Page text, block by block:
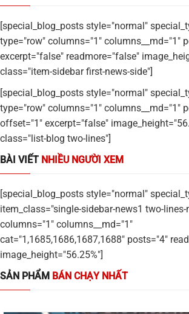
[special_blog_posts style="normal"
type="row" columns="1" columns__md="1"
excerpt="false" readmore="false"
class="item-sidebar first-news-side"]
[special_blog_posts style="normal"
type="row" columns="1" columns__md="1"
offset="1" excerpt="false"
class="list-blog two-lines"]
BÀI VIẾT NHIỀU NGƯỜI XEM
[special_blog_posts style="normal"
item_class="single-sidebar-news1 two-lines-
columns="1" columns__md="1"
cat="1,1685,1686,1687,1688" posts="4"
image_height="56.25%"]
SẢN PHẨM BÁN CHẠY NHẤT